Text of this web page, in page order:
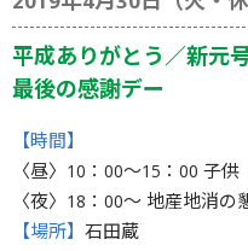
平成ありがとう／新元
最後の感謝デー
【時間】
〈昼〉10：00〜15：00 子
〈夜〉18：00〜 地産地消の
【場所】 石田蔵